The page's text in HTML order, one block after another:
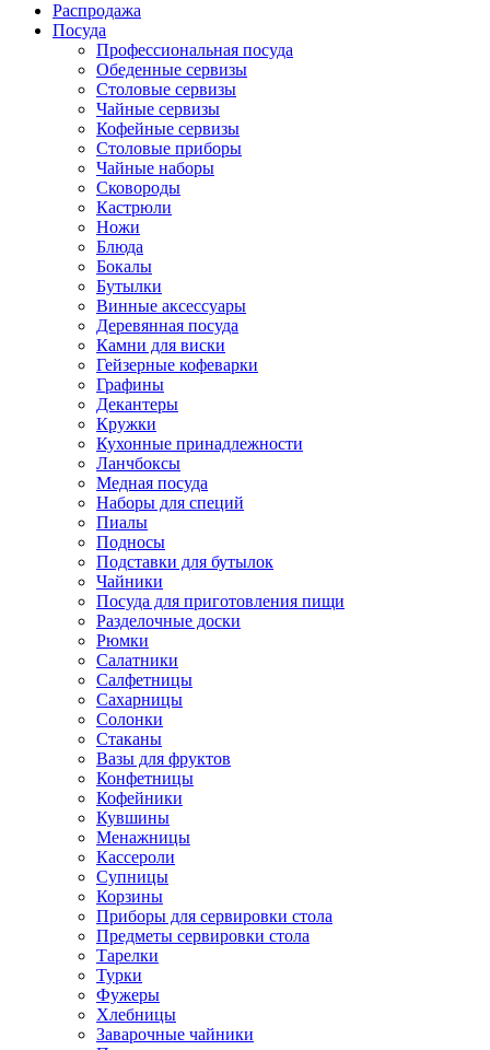
Распродажа
Посуда
Профессиональная посуда
Обеденные сервизы
Столовые сервизы
Чайные сервизы
Кофейные сервизы
Столовые приборы
Чайные наборы
Сковороды
Кастрюли
Ножи
Блюда
Бокалы
Бутылки
Винные аксессуары
Деревянная посуда
Камни для виски
Гейзерные кофеварки
Графины
Декантеры
Кружки
Кухонные принадлежности
Ланчбоксы
Медная посуда
Наборы для специй
Пиалы
Подносы
Подставки для бутылок
Чайники
Посуда для приготовления пищи
Разделочные доски
Рюмки
Салатники
Салфетницы
Сахарницы
Солонки
Стаканы
Вазы для фруктов
Конфетницы
Кофейники
Кувшины
Менажницы
Кассероли
Супницы
Корзины
Приборы для сервировки стола
Предметы сервировки стола
Тарелки
Турки
Фужеры
Хлебницы
Заварочные чайники